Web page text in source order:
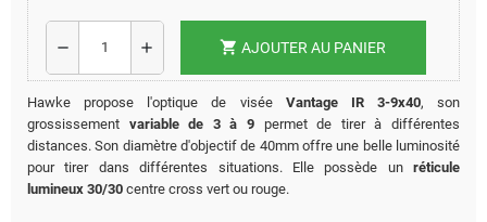
remove add shopping_cart AJOUTER AU PANIER
Hawke propose l'optique de visée Vantage IR 3-9x40, son
grossissement variable de 3 à 9 permet de tirer à différentes
distances. Son diamètre d'objectif de 40mm offre une belle luminosité
pour tirer dans différentes situations. Elle possède un réticule
lumineux 30/30 centre cross vert ou rouge.